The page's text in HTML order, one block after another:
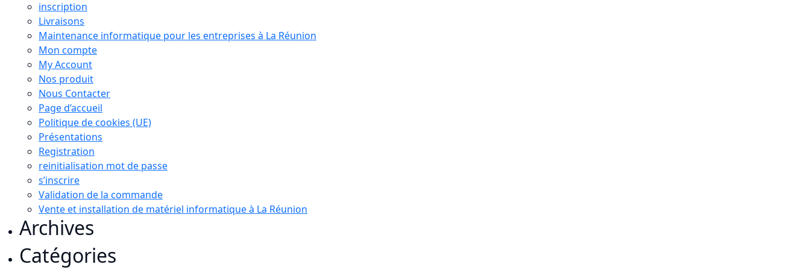
inscription
Livraisons
Maintenance informatique pour les entreprises à La Réunion
Mon compte
My Account
Nos produit
Nous Contacter
Page d’accueil
Politique de cookies (UE)
Présentations
Registration
reinitialisation mot de passe
s’inscrire
Validation de la commande
Vente et installation de matériel informatique à La Réunion
Archives
Catégories